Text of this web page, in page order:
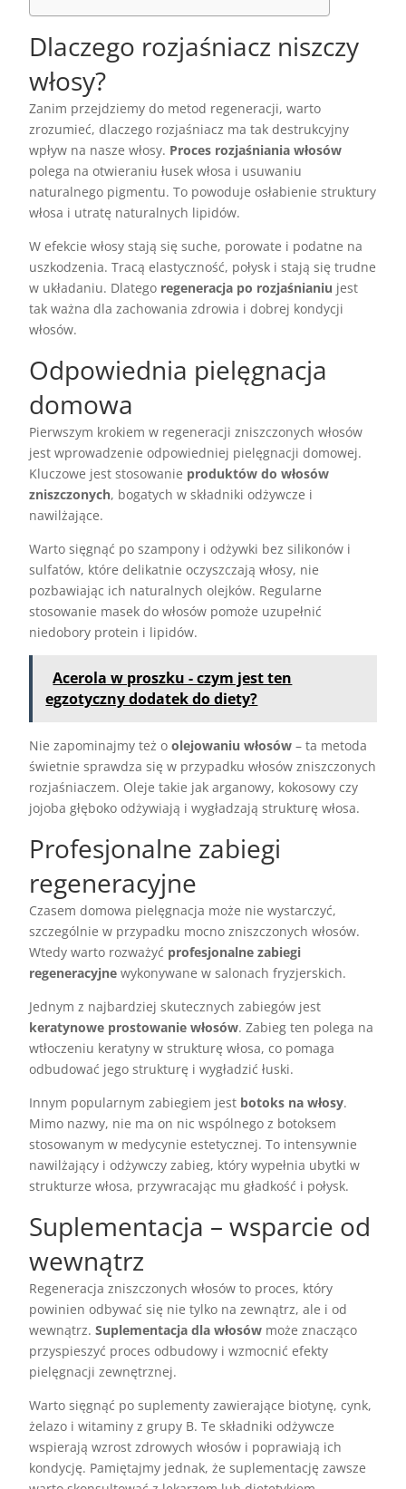
Dlaczego rozjaśniacz niszczy
włosy?
Zanim przejdziemy do metod regeneracji, warto
zrozumieć, dlaczego rozjaśniacz ma tak destrukcyjny
wpływ na nasze włosy. Proces rozjaśniania włosów
polega na otwieraniu łusek włosa i usuwaniu
naturalnego pigmentu. To powoduje osłabienie struktury
włosa i utratę naturalnych lipidów.
W efekcie włosy stają się suche, porowate i podatne na
uszkodzenia. Tracą elastyczność, połysk i stają się trudne
w układaniu. Dlatego regeneracja po rozjaśnianiu jest
tak ważna dla zachowania zdrowia i dobrej kondycji
włosów.
Odpowiednia pielęgnacja
domowa
Pierwszym krokiem w regeneracji zniszczonych włosów
jest wprowadzenie odpowiedniej pielęgnacji domowej.
Kluczowe jest stosowanie produktów do włosów
zniszczonych, bogatych w składniki odżywcze i
nawilżające.
Warto sięgnąć po szampony i odżywki bez silikonów i
sulfatów, które delikatnie oczyszczają włosy, nie
pozbawiając ich naturalnych olejków. Regularne
stosowanie masek do włosów pomoże uzupełnić
niedobory protein i lipidów.
Acerola w proszku - czym jest ten
egzotyczny dodatek do diety?
Nie zapominajmy też oolejowaniu włosów – ta metoda
świetnie sprawdza się w przypadku włosów zniszczonych
rozjaśniaczem. Oleje takie jak arganowy, kokosowy czy
jojoba głęboko odżywiają i wygładzają strukturę włosa.
Profesjonalne zabiegi
regeneracyjne
Czasem domowa pielęgnacja może nie wystarczyć,
szczególnie w przypadku mocno zniszczonych włosów.
Wtedy warto rozważyć profesjonalne zabiegi
regeneracyjne wykonywane w salonach fryzjerskich.
Jednym z najbardziej skutecznych zabiegów jest
keratynowe prostowanie włosów. Zabieg ten polega na
wtłoczeniu keratyny w strukturę włosa, co pomaga
odbudować jego strukturę i wygładzić łuski.
Innym popularnym zabiegiem jest botoks na włosy.
Mimo nazwy, nie ma on nic wspólnego z botoksem
stosowanym w medycynie estetycznej. To intensywnie
nawilżający i odżywczy zabieg, który wypełnia ubytki w
strukturze włosa, przywracając mu gładkość i połysk.
Suplementacja – wsparcie od
wewnątrz
Regeneracja zniszczonych włosów to proces, który
powinien odbywać się nie tylko na zewnątrz, ale i od
wewnątrz.Suplementacja dla włosów może znacząco
przyspieszyć proces odbudowy i wzmocnić efekty
pielęgnacji zewnętrznej.
Warto sięgnąć po suplementy zawierające biotynę, cynk,
żelazo i witaminy z grupy B. Te składniki odżywcze
wspierają wzrost zdrowych włosów i poprawiają ich
kondycję. Pamiętajmy jednak, że suplementację zawsze